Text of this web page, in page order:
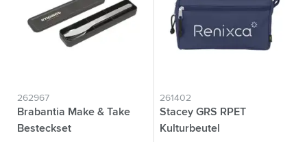
262967
Brabantia Make & Take
Besteckset
261402
Stacey GRS RPET
Kulturbeutel